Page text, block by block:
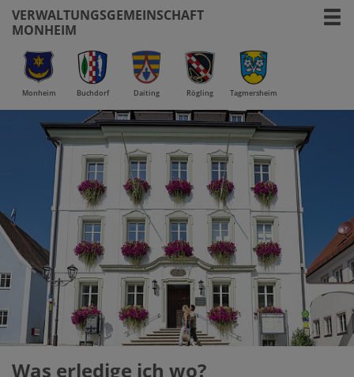
VERWALTUNGSGEMEINSCHAFT
MONHEIM
Monheim Buchdorf Daiting Rögling Tagmersheim
Was erledige ich wo?